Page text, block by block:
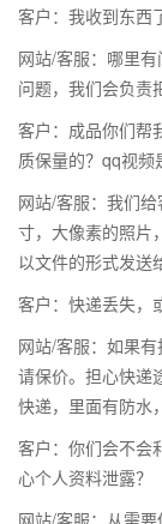
客户：我收到东西
网站/客服：哪里
问题，我们会负责
客户：成品你们帮
质保量的？qq视频
网站/客服：我们
寸，大像素的照片
以文件的形式发送
客户：快递丢失，
网站/客服：如果
请保价。担心快递
快递，里面有防水
客户：你们会不会
心个人资料泄露？
网站/客服：从需要